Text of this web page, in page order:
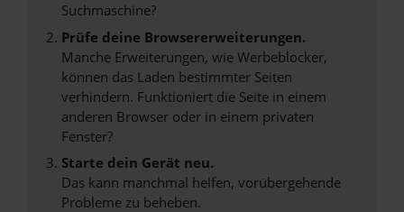
Suchmaschine?
Prüfe deine Browsererweiterungen.
Manche Erweiterungen, wie Werbeblocker,
können das Laden bestimmter Seiten
verhindern. Funktioniert die Seite in einem
anderen Browser oder in einem privaten
Fenster?
Starte dein Gerät neu.
Das kann manchmal helfen, vorübergehende
Probleme zu beheben.